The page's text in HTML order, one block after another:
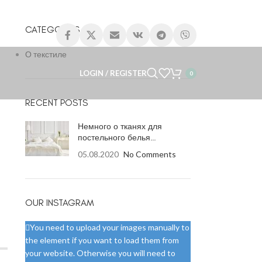
LOGIN / REGISTER 0
CATEGORIES
О текстиле
RECENT POSTS
Немного о тканях для
постельного белья…
05.08.2020 No Comments
OUR INSTAGRAM
You need to upload your images manually to
the element if you want to load them from
your website. Otherwise you will need to